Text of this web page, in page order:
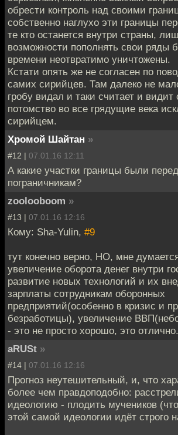
обрести контроль над своими
собственно наглухо эти границы
те кто останется внутри страны,
возможности пополнять свои ряды
времени неотвратимо уничтожены.
Кстати опять же не согласен по
самих сирийцев. Там далеко не
гробу видал и таки считает и видит
потомство во все грядущие века
сирийцем.
Хромой Шайтан »
#12 | 07.01.16 12:11
А какие участки границы были
пограничникам?
zoolooboom »
#13 | 07.01.16 12:16
Кому: Sha-Yulin, #9
тут конечно верно, НО, мне
увеличение оборота денег внутри
развитие новых технологий и их
зарплаты сотрудникам оборонных
предприятий(особенно в кризис и
безработицы), увеличение
- это не просто хорошо, это отлично.
aRUSt »
#14 | 07.01.16 12:16
Прогноз неутешительный, и, что
более чем правдоподобно:
идеологию - плодить мучеников
этой самой идеологии идёт строго